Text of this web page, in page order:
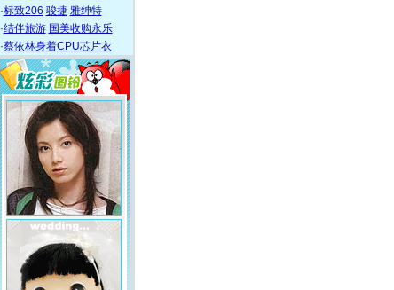
·标致206 骏捷 雅绅特
·结伴旅游 国美收购永乐
·蔡依林身着CPU芯片衣